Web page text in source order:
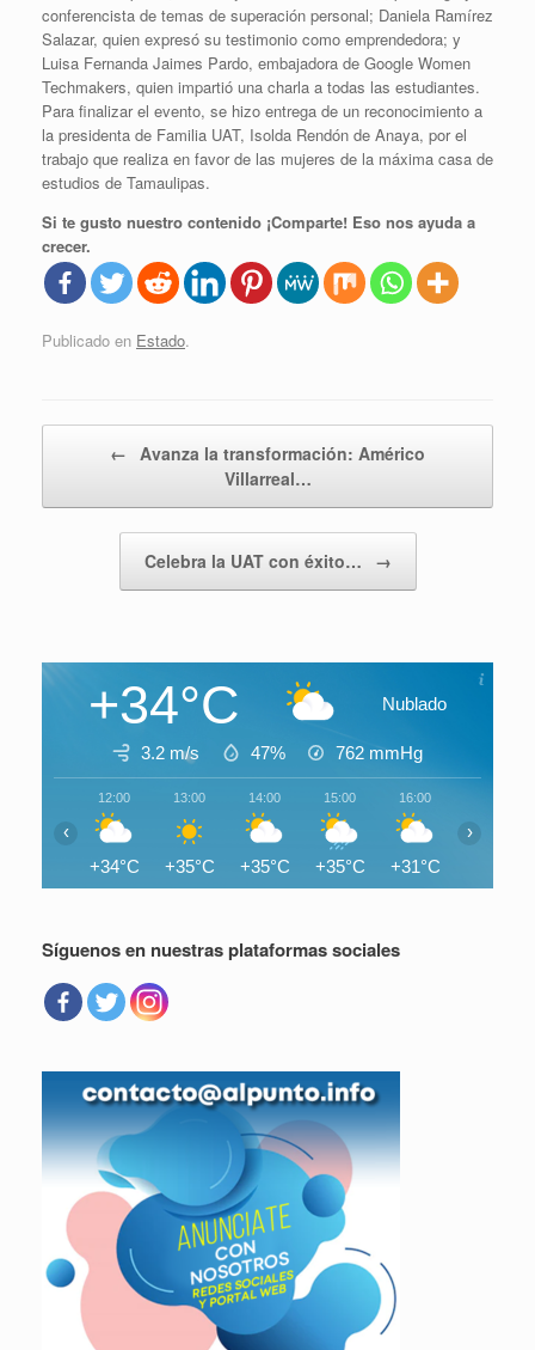
conferencista de temas de superación personal; Daniela Ramírez
Salazar, quien expresó su testimonio como emprendedora; y
Luisa Fernanda Jaimes Pardo, embajadora de Google Women
Techmakers, quien impartió una charla a todas las estudiantes.
Para finalizar el evento, se hizo entrega de un reconocimiento a
la presidenta de Familia UAT, Isolda Rendón de Anaya, por el
trabajo que realiza en favor de las mujeres de la máxima casa de
estudios de Tamaulipas.
Si te gusto nuestro contenido ¡Comparte! Eso nos ayuda a
crecer.
Publicado en Estado.
← Avanza la transformación: Américo
Villarreal…
Celebra la UAT con éxito… →
+34°C Nublado
3.2 m/s 47% 762 mmHg
12:00
+34°C
13:00
+35°C
14:00
+35°C
15:00
+35°C
16:00
+31°C
‹ ›
Síguenos en nuestras plataformas sociales